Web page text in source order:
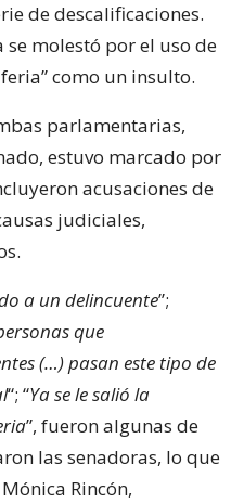
de descalificaciones.
molestó por el uso de
como un insulto.
parlamentarias,
estuvo marcado por
acusaciones de
judiciales,
a un delincuente”;
que
(…) pasan este tipo de
“; “Ya se le salió la
”, fueron algunas de
las senadoras, lo que
Rincón,